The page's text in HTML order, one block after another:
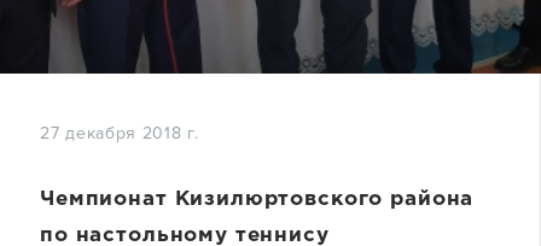
27 декабря 2018 г.
Чемпионат Кизилюртовского района
по настольному теннису